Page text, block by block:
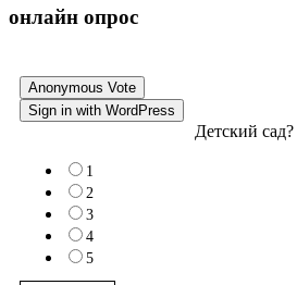
онлайн опрос
Anonymous Vote
Sign in with WordPress
Детский сад?
1
2
3
4
5